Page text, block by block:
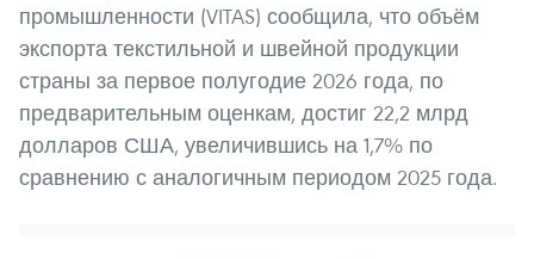
промышленности (VITAS) сообщила, что объём
экспорта текстильной и швейной продукции
страны за первое полугодие 2026 года, по
предварительным оценкам, достиг 22,2 млрд
долларов США, увеличившись на 1,7% по
сравнению с аналогичным периодом 2025 года.